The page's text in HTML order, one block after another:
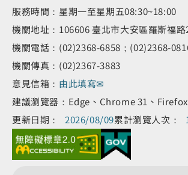
服務時間：星期一至星期五08:30~18:00
機關地址：106606 臺北市大安區羅斯福
機關電話：(02)2368-6858；(02)2368-
機關傳真：(02)2367-3883
意見信箱： 由此填寫✉
建議瀏覽器：Edge、Chrome 31、
更新日期：
2026/08/09累計瀏覽人次：